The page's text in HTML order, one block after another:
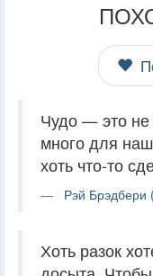
Чудо — это не
много для
хоть что-то
Рэй Брэдбери
Хоть разок